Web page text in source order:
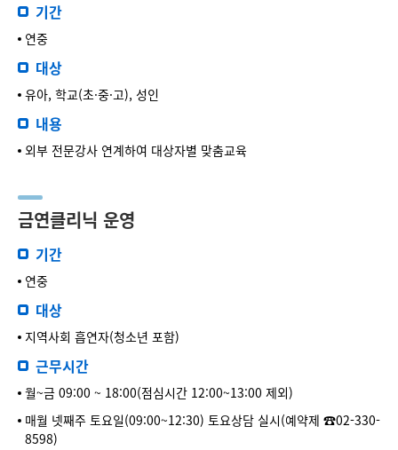
기간
연중
대상
유아, 학교(초·중·고), 성인
내용
외부 전문강사 연계하여 대상자별 맞춤교육
금연클리닉 운영
기간
연중
대상
지역사회 흡연자(청소년 포함)
근무시간
월~금 09:00 ~ 18:00(점심시간 12:00~13:00 제외)
매월 넷째주 토요일(09:00~12:30) 토요상담 실시(예약제 ☎02-330-
8598)